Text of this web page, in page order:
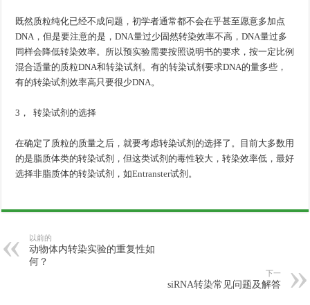
既然质粒纯化已经不成问题，初学者通常都不会在乎甚至愿意多加点
DNA，但是要注意的是，DNA量过少固然转染效率不高，DNA量过多
同样会降低转染效率。所以预实验需要按照说明书的要求，按一定比例
混合适量的质粒DNA和转染试剂。有的转染试剂要求DNA的量多些，
有的转染试剂效率高只要很少DNA。
3， 转染试剂的选择
在确定了质粒的质量之后，就要考虑转染试剂的选择了。目前大多数用
的是脂质体类的转染试剂，但这类试剂的毒性较大，转染效率低，最好
选择非脂质体的转染试剂，如Entranster试剂。
以前的
动物体内转染实验的重复性如
何？
下一
siRNA转染常见问题及解答